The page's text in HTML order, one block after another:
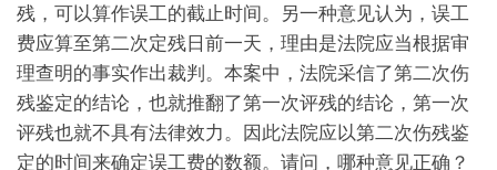
残，可以算作误工的截止时间。另一种意见认为，误工
费应算至第二次定残日前一天，理由是法院应当根据审
理查明的事实作出裁判。本案中，法院采信了第二次伤
残鉴定的结论，也就推翻了第一次评残的结论，第一次
评残也就不具有法律效力。因此法院应以第二次伤残鉴
定的时间来确定误工费的数额。请问，哪种意见正确？